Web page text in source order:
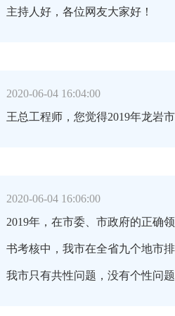
主持人好，各位网友大家好！
2020-06-04 16:04:00
王总工程师，您觉得2019年龙岩
2020-06-04 16:06:00
2019年，在市委、市政府的正确
书考核中，我市在全省九个地市
我市只有共性问题，没有个性问